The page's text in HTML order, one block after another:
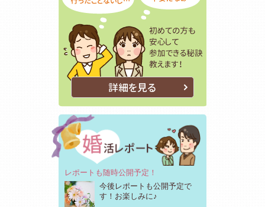
詳細を見る
レポートも随時公開予定！
今後レポートも公開予定で
す！お楽しみに♪